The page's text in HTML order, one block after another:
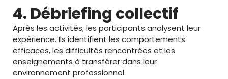
4. Débriefing collectif
Après les activités, les participants analysent leur
expérience. Ils identifient les comportements
efficaces, les difficultés rencontrées et les
enseignements à transférer dans leur
environnement professionnel.